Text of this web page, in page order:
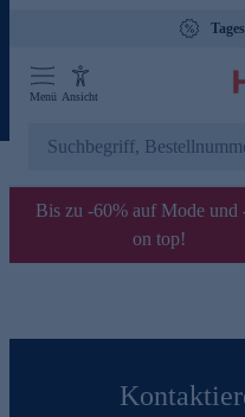
Menü Ansicht
Bis zu -60% auf Mode und
on top!